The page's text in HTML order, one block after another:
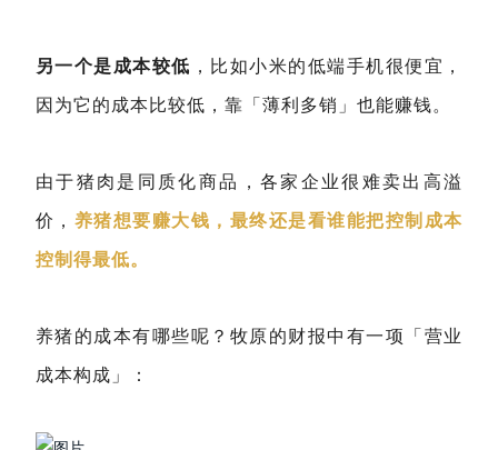
另一个是成本较低 ，比如小米的低端手机很便宜，
因为它的成本比较低，靠「薄利多销」也能赚钱。
由于猪肉是同质化商品，各家企业很难卖出高溢
价， 养猪想要赚大钱，最终还是看谁能把控制成本
控制得最低。
养猪的成本有哪些呢？牧原的财报中有一项「营业
成本构成」：